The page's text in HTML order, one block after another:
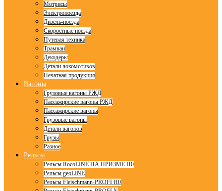
Мотрисы
Электропоезда
Дизель-поезда
Скоростные поезда
Путевая техника
Трамваи
Декодеры
Детали локомотивов
Печатная продукция
Вагоны
Грузовые вагоны РЖД
Пассажирские вагоны РЖД
Пассажирские вагоны
Грузовые вагоны
Детали вагонов
Грузы
Разное
Рельсы
Рельсы RocoLINE НА ПРИЗМЕ H0
Рельсы geoLINE
Рельсы Fleischmann-PROFI H0